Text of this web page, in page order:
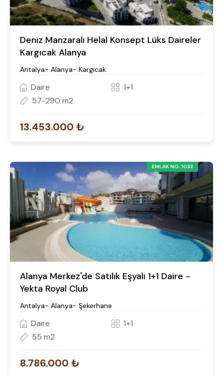
Deniz Manzaralı Helal Konsept Lüks Daireler
Kargıcak Alanya
Antalya- Alanya- Kargıcak
Daire
1+1
57-290 m2
13.453.000 ₺
EMLAK NO: 1033
Alanya Merkez'de Satılık Eşyalı 1+1 Daire -
Yekta Royal Club
Antalya- Alanya- Şekerhane
Daire
1+1
55 m2
8.786.000 ₺